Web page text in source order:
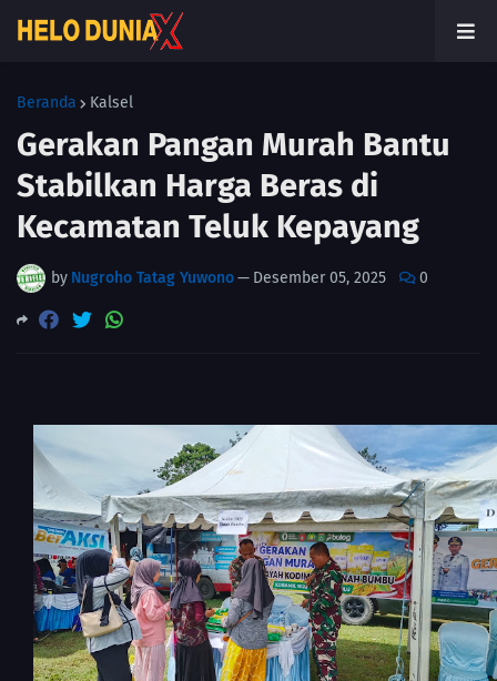
Beranda Kalsel
Gerakan Pangan Murah Bantu
Stabilkan Harga Beras di
Kecamatan Teluk Kepayang
by Nugroho Tatag Yuwono— Desember 05, 2025 0